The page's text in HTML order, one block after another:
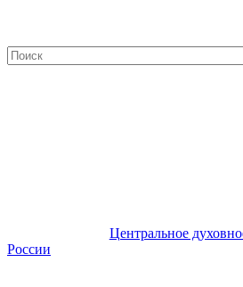
Центральное
России